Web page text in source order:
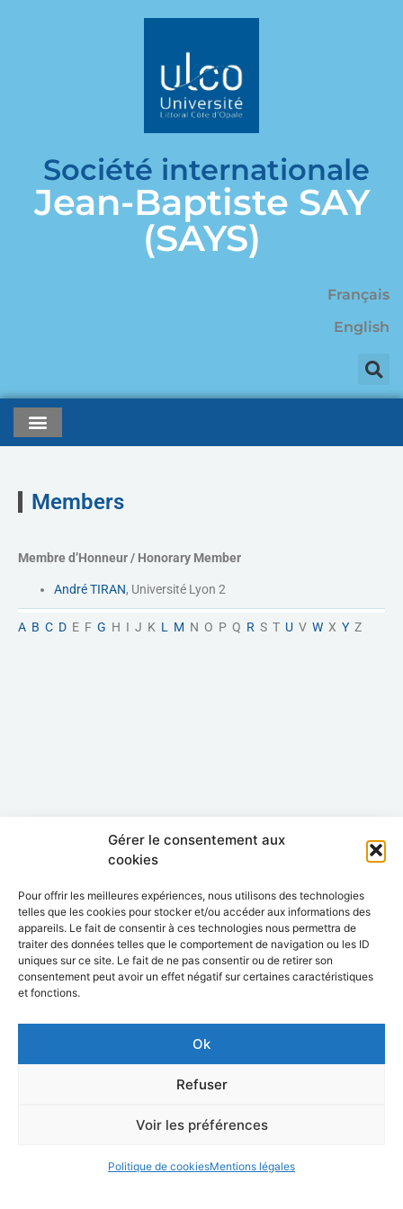
Gérer le consentement aux
cookies
Pour offrir les meilleures expériences, nous utilisons des technologies
telles que les cookies pour stocker et/ou accéder aux informations des
appareils. Le fait de consentir à ces technologies nous permettra de
traiter des données telles que le comportement de navigation ou les ID
uniques sur ce site. Le fait de ne pas consentir ou de retirer son
consentement peut avoir un effet négatif sur certaines caractéristiques
et fonctions.
Ok
Refuser
Voir les préférences
Politique de cookiesMentions légales
Société internationale
Jean-Baptiste SAY
(SAYS)
Français
English
Members
Membre d’Honneur / Honorary Member
André TIRAN, Université Lyon 2
A B C D E F G H I J K L M N O P Q R S T U V W X Y Z